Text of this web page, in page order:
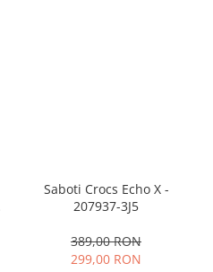
Saboti Crocs Echo X -
207937-3J5
389,00 RON
299,00 RON